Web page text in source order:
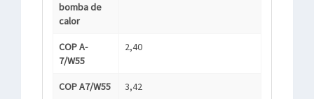
bomba de
calor
COP A-
7/W55
2,40
COP A7/W55 3,42